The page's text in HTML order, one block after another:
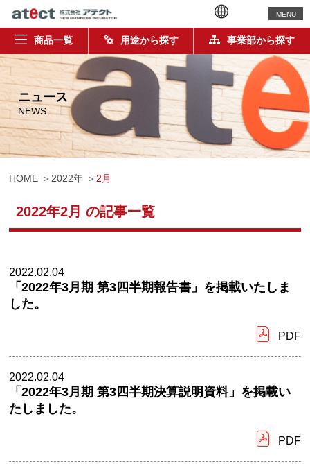
MENU
商品一覧 用途から探す 事業部から探す
ニュース
NEWS
HOME 2022年 2 月
2022年2月 の記事一覧
2022.02.04
「2022年3月期 第3四半期報告書」を掲載いたしま
した。
PDF
2022.02.04
「2022年3月期 第3四半期決算説明資料」を掲載い
たしました。
PDF